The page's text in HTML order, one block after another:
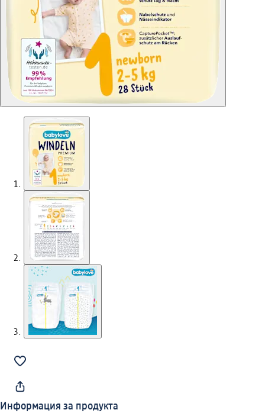
Информация за продукта